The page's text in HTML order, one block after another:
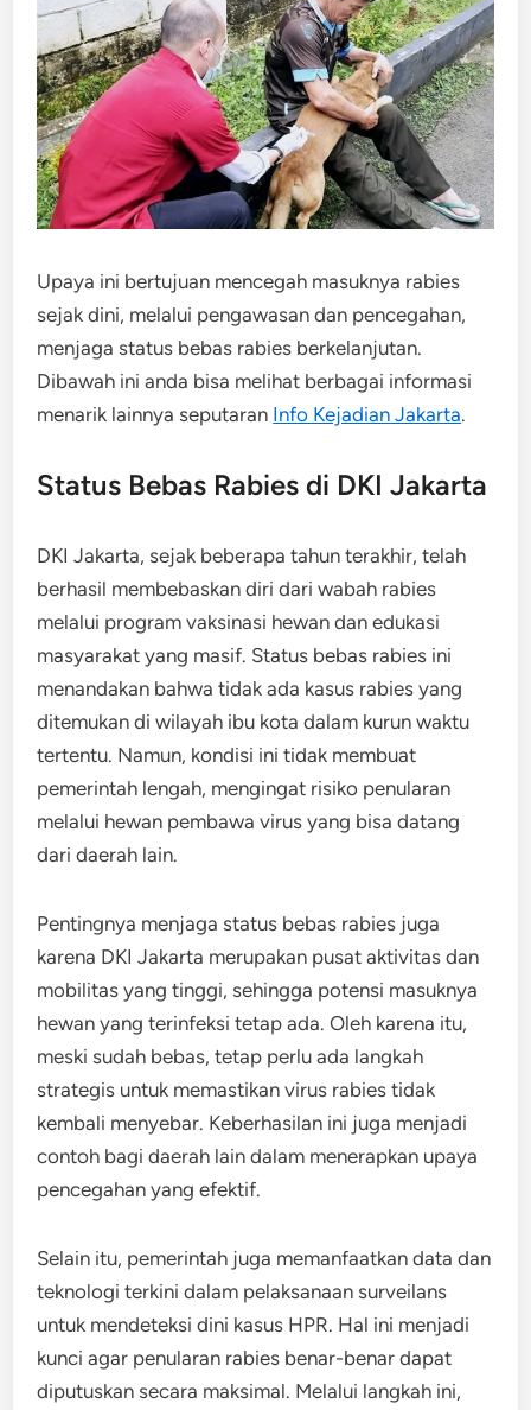
Upaya ini bertujuan mencegah masuknya rabies
sejak dini, melalui pengawasan dan pencegahan,
menjaga status bebas rabies berkelanjutan.
Dibawah ini anda bisa melihat berbagai informasi
menarik lainnya seputaran Info Kejadian Jakarta.
Status Bebas Rabies di DKI Jakarta
DKI Jakarta, sejak beberapa tahun terakhir, telah
berhasil membebaskan diri dari wabah rabies
melalui program vaksinasi hewan dan edukasi
masyarakat yang masif. Status bebas rabies ini
menandakan bahwa tidak ada kasus rabies yang
ditemukan di wilayah ibu kota dalam kurun waktu
tertentu. Namun, kondisi ini tidak membuat
pemerintah lengah, mengingat risiko penularan
melalui hewan pembawa virus yang bisa datang
dari daerah lain.
Pentingnya menjaga status bebas rabies juga
karena DKI Jakarta merupakan pusat aktivitas dan
mobilitas yang tinggi, sehingga potensi masuknya
hewan yang terinfeksi tetap ada. Oleh karena itu,
meski sudah bebas, tetap perlu ada langkah
strategis untuk memastikan virus rabies tidak
kembali menyebar. Keberhasilan ini juga menjadi
contoh bagi daerah lain dalam menerapkan upaya
pencegahan yang efektif.
Selain itu, pemerintah juga memanfaatkan data dan
teknologi terkini dalam pelaksanaan surveilans
untuk mendeteksi dini kasus HPR. Hal ini menjadi
kunci agar penularan rabies benar-benar dapat
diputuskan secara maksimal. Melalui langkah ini,